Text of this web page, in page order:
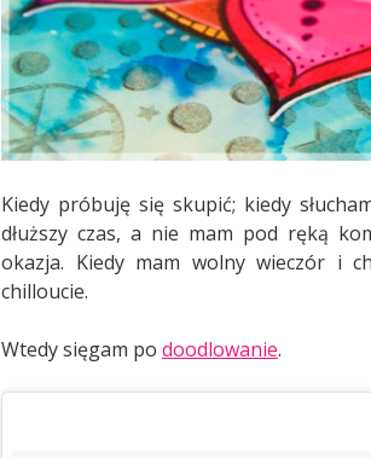
Kiedy próbuję się skupić; kiedy
dłuższy czas, a nie mam pod ręką
okazja. Kiedy mam wolny wieczór i
chilloucie.
Wtedy sięgam po doodlowanie.